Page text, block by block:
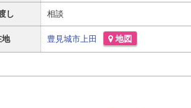
し 相談
豊見城市上田 地図